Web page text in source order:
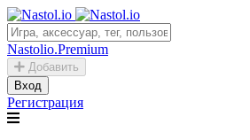
Nastolio.Premium
Добавить
Вход
Регистрация